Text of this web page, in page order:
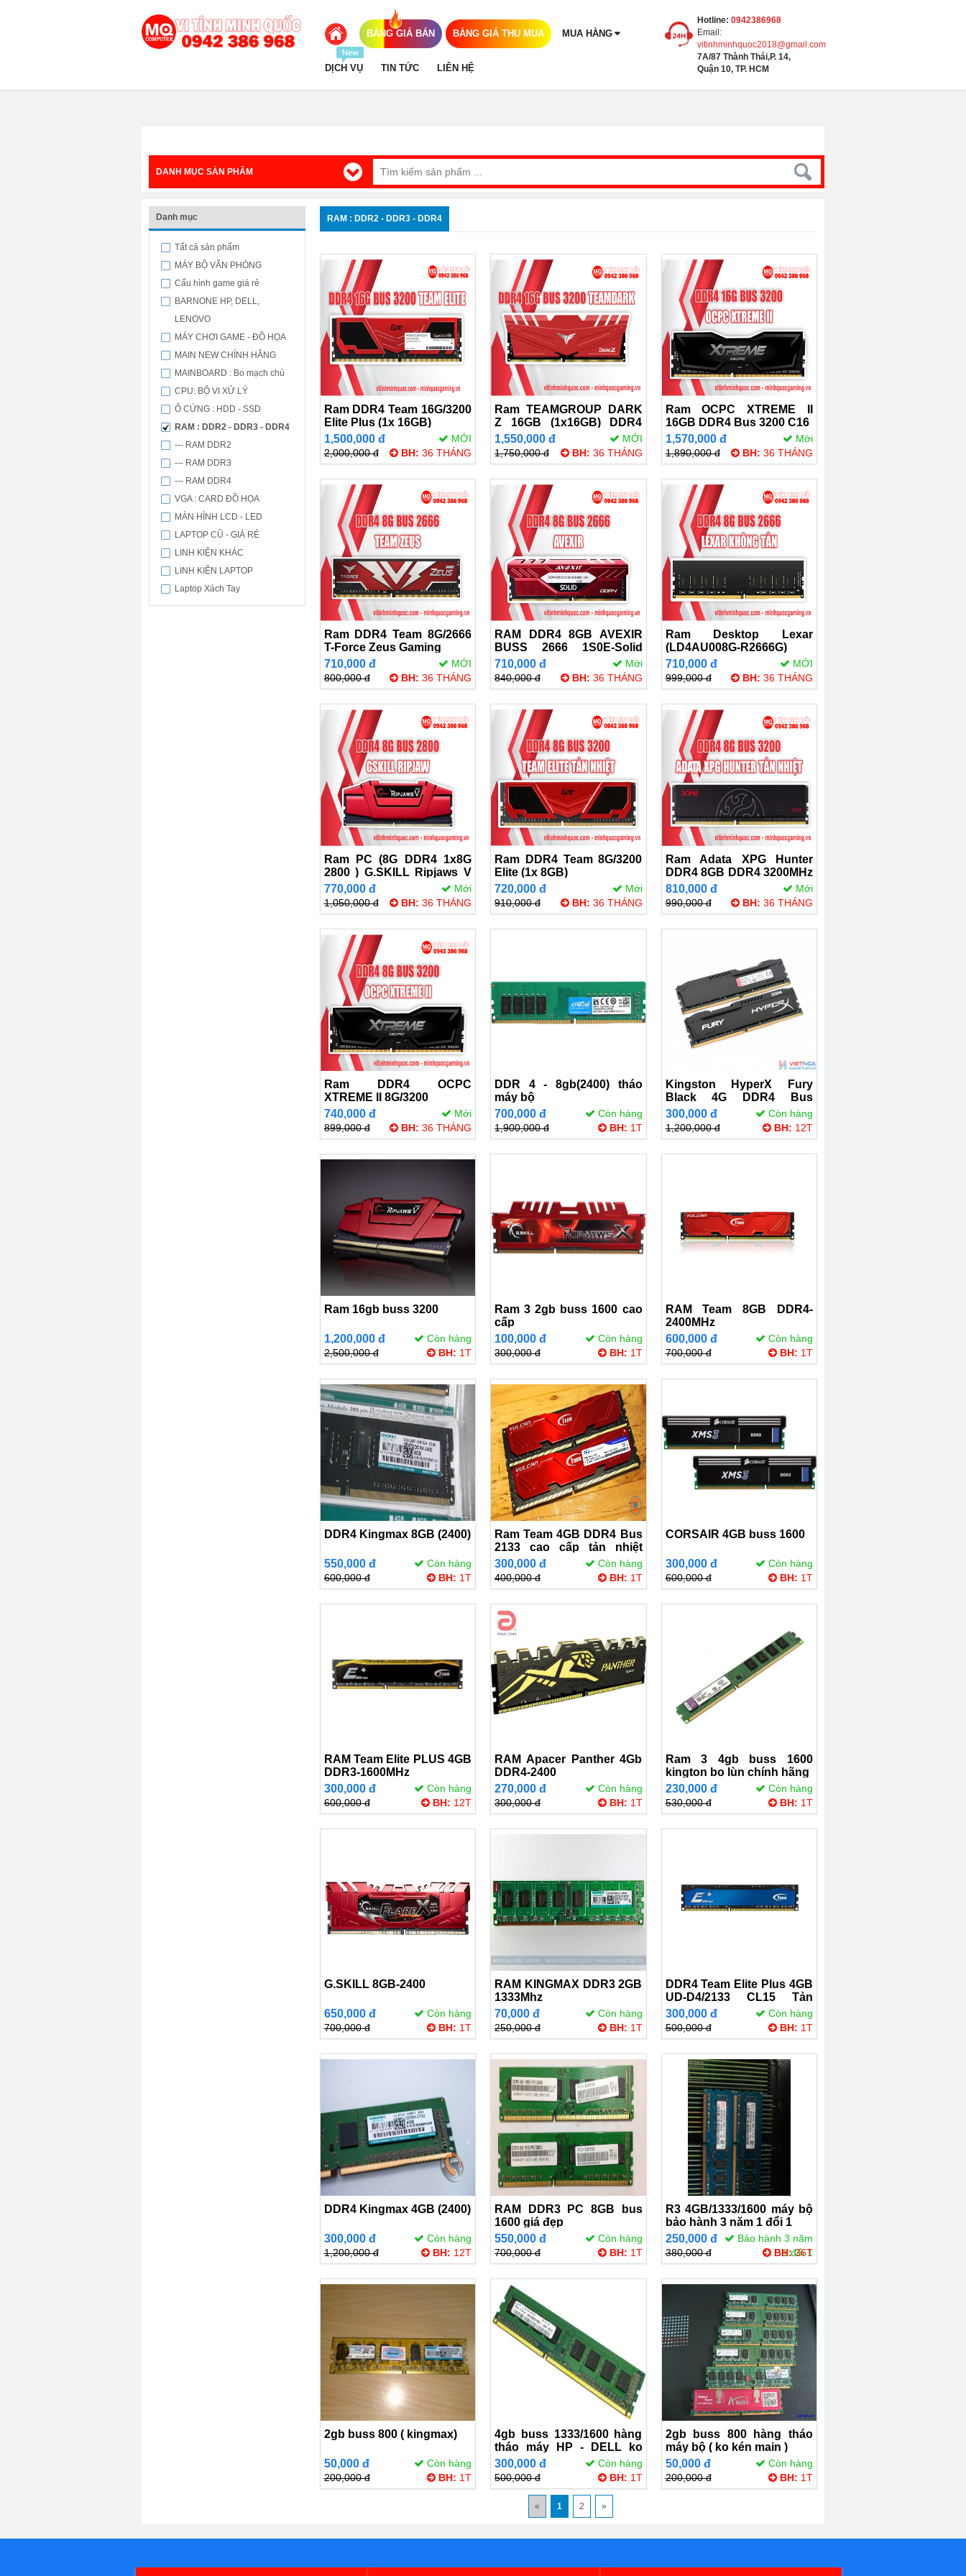
BẢNG GIÁ BÁN BẢNG GIÁ THU MUA MUA HÀNG
DỊCH VỤ TIN TỨC LIÊN HỆ
Hotline: 0942386968
Email:
vitinhminhquoc2018@gmail.com
7A/87 Thành Thái,P. 14,
Quận 10, TP. HCM
DANH MỤC SẢN PHẨM
Danh mục
Tất cả sản phẩm
MÁY BỘ VĂN PHÒNG
Cấu hình game giá rẻ
BARNONE HP, DELL,
LENOVO
MÁY CHƠI GAME - ĐỒ HỌA
MAIN NEW CHÍNH HÃNG
MAINBOARD : Bo mạch chủ
CPU: BỘ VI XỬ LÝ
Ổ CỨNG : HDD - SSD
RAM : DDR2 - DDR3 - DDR4
--- RAM DDR2
--- RAM DDR3
--- RAM DDR4
VGA : CARD ĐỒ HỌA
MÀN HÌNH LCD - LED
LAPTOP CŨ - GIÁ RẺ
LINH KIỆN KHÁC
LINH KIỆN LAPTOP
Laptop Xách Tay
RAM : DDR2 - DDR3 - DDR4
Ram DDR4 Team 16G/3200
Elite Plus (1x 16GB)
1,500,000 đ
MỚI
2,000,000 đ
BH: 36 THÁNG
Ram TEAMGROUP DARK
Z 16GB (1x16GB) DDR4
3200MHz
1,550,000 đ
MỚI
1,750,000 đ
BH: 36 THÁNG
Ram OCPC XTREME II
16GB DDR4 Bus 3200 C16
1,570,000 đ
Mới
1,890,000 đ
BH: 36 THÁNG
Ram DDR4 Team 8G/2666
T-Force Zeus Gaming
710,000 đ
MỚI
800,000 đ
BH: 36 THÁNG
RAM DDR4 8GB AVEXIR
BUSS 2666 1S0E-Solid
Red TẢN NHIỆT NEW
710,000 đ
Mới
840,000 đ
BH: 36 THÁNG
Ram Desktop Lexar
(LD4AU008G-R2666G)
8GB (1x8GB) DDR4
2666Mhz
710,000 đ
MỚI
999,000 đ
BH: 36 THÁNG
Ram PC (8G DDR4 1x8G
2800 ) G.SKILL Ripjaws V
NEW
770,000 đ
Mới
1,050,000 đ
BH: 36 THÁNG
Ram DDR4 Team 8G/3200
Elite (1x 8GB)
720,000 đ
Mới
910,000 đ
BH: 36 THÁNG
Ram Adata XPG Hunter
DDR4 8GB DDR4 3200MHz
Black
810,000 đ
Mới
990,000 đ
BH: 36 THÁNG
Ram DDR4 OCPC
XTREME II 8G/3200
740,000 đ
Mới
899,000 đ
BH: 36 THÁNG
DDR 4 - 8gb(2400) tháo
máy bộ
700,000 đ
Còn hàng
1,900,000 đ
BH: 1T
Kingston HyperX Fury
Black 4G DDR4 Bus
2400Mhz
300,000 đ
Còn hàng
1,200,000 đ
BH: 12T
Ram 16gb buss 3200
1,200,000 đ
Còn hàng
2,500,000 đ
BH: 1T
Ram 3 2gb buss 1600 cao
cấp
100,000 đ
Còn hàng
300,000 đ
BH: 1T
RAM Team 8GB DDR4-
2400MHz
600,000 đ
Còn hàng
700,000 đ
BH: 1T
DDR4 Kingmax 8GB (2400)
550,000 đ
Còn hàng
600,000 đ
BH: 1T
Ram Team 4GB DDR4 Bus
2133 cao cấp tản nhiệt
thép
300,000 đ
Còn hàng
400,000 đ
BH: 1T
CORSAIR 4GB buss 1600
300,000 đ
Còn hàng
600,000 đ
BH: 1T
RAM Team Elite PLUS 4GB
DDR3-1600MHz
300,000 đ
Còn hàng
600,000 đ
BH: 12T
RAM Apacer Panther 4Gb
DDR4-2400
270,000 đ
Còn hàng
300,000 đ
BH: 1T
Ram 3 4gb buss 1600
kington bo lùn chính hãng
230,000 đ
Còn hàng
530,000 đ
BH: 1T
G.SKILL 8GB-2400
650,000 đ
Còn hàng
700,000 đ
BH: 1T
RAM KINGMAX DDR3 2GB
1333Mhz
70,000 đ
Còn hàng
250,000 đ
BH: 1T
DDR4 Team Elite Plus 4GB
UD-D4/2133 CL15 Tản
nhiệt
300,000 đ
Còn hàng
500,000 đ
BH: 1T
DDR4 Kingmax 4GB (2400)
300,000 đ
Còn hàng
1,200,000 đ
BH: 12T
RAM DDR3 PC 8GB bus
1600 giá đẹp
550,000 đ
Còn hàng
700,000 đ
BH: 1T
R3 4GB/1333/1600 máy bộ
bảo hành 3 năm 1 đổi 1
250,000 đ
Bảo hành 3 năm
1 đổi 1
380,000 đ BH:36T
2gb buss 800 ( kingmax)
50,000 đ
Còn hàng
200,000 đ
BH: 1T
4gb buss 1333/1600 hàng
tháo máy HP - DELL ko
kén main
300,000 đ
Còn hàng
500,000 đ
BH: 1T
2gb buss 800 hàng tháo
máy bộ ( ko kén main )
50,000 đ
Còn hàng
200,000 đ
BH: 1T
« 1 2 »